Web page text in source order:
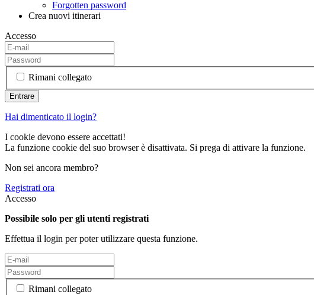
Forgotten password
Crea nuovi itinerari
Accesso
Rimani collegato
Hai dimenticato il login?
I cookie devono essere accettati!
La funzione cookie del suo browser è disattivata. Si prega di attivare la funzione.
Non sei ancora membro?
Registrati ora
Accesso
Possibile solo per gli utenti registrati
Effettua il login per poter utilizzare questa funzione.
Rimani collegato